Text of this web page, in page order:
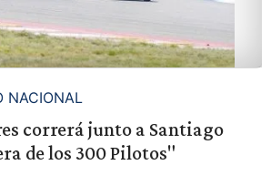
NACIONAL
correrá junto a Santiago
de los 300 Pilotos"